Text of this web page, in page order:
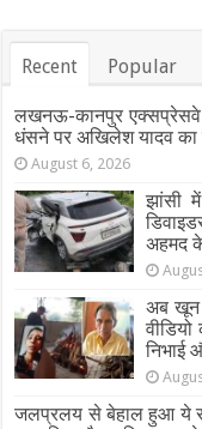
Recent Popular
लखनऊ-कानपुर
धंसने पर अखिलेश यादव
August 6, 2026
झांसी
अहमद
अब खून
निभाई
जलप्रलय से बेहाल हुआ ये